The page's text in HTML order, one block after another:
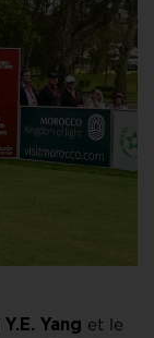
Y.E. Yang et le